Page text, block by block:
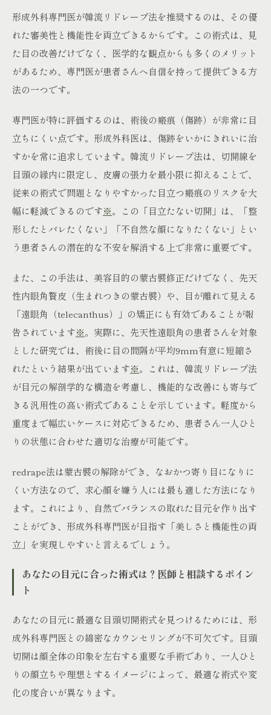
形成外科専門医が韓流リドレープ法を推奨するのは、その優
れた審美性と機能性を両立できるからです。この術式は、見
た目の改善だけでなく、医学的な観点からも多くのメリット
があるため、専門医が患者さんへ自信を持って提供できる方
法の一つです。
専門医が特に評価するのは、術後の瘢痕（傷跡）が非常に目
立ちにくい点です。形成外科医は、傷跡をいかにきれいに治
すかを常に追求しています。韓流リドレープ法は、切開線を
目頭の縁内に限定し、皮膚の張力を最小限に抑えることで、
従来の術式で問題となりやすかった目立つ瘢痕のリスクを大
幅に軽減できるのです※。この「目立たない切開」は、「整
形したとバレたくない」「不自然な顔になりたくない」とい
う患者さんの潜在的な不安を解消する上で非常に重要です。
また、この手法は、美容目的の蒙古襞修正だけでなく、先天
性内眼角贅皮（生まれつきの蒙古襞）や、目が離れて見える
「遠眼角（telecanthus）」の矯正にも有効であることが報
告されています※。実際に、先天性遠眼角の患者さんを対象
とした研究では、術後に目の間隔が平均9mm有意に短縮さ
れたという結果が出ています※。これは、韓流リドレープ法
が目元の解剖学的な構造を考慮し、機能的な改善にも寄与で
きる汎用性の高い術式であることを示しています。軽度から
重度まで幅広いケースに対応できるため、患者さん一人ひと
りの状態に合わせた適切な治療が可能です。
redrape法は蒙古襞の解除ができ、なおかつ寄り目になりに
くい方法なので、求心顔を嫌う人には最も適した方法になり
ます。これにより、自然でバランスの取れた目元を作り出す
ことができ、形成外科専門医が目指す「美しさと機能性の両
立」を実現しやすいと言えるでしょう。
あなたの目元に合った術式は？医師と相談するポイン
ト
あなたの目元に最適な目頭切開術式を見つけるためには、形
成外科専門医との綿密なカウンセリングが不可欠です。目頭
切開は顔全体の印象を左右する重要な手術であり、一人ひと
りの顔立ちや理想とするイメージによって、最適な術式や変
化の度合いが異なります。